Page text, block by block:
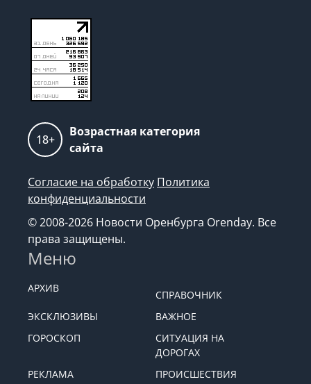
18+
Возрастная категория
сайта
Согласие на обработку Политика
конфиденциальности
© 2008-2026 Новости Оренбурга Orenday. Все
права защищены.
Меню
АРХИВ
СПРАВОЧНИК
ЭКСКЛЮЗИВЫ
ВАЖНОЕ
ГОРОСКОП
СИТУАЦИЯ НА
ДОРОГАХ
РЕКЛАМА
ПРОИСШЕСТВИЯ